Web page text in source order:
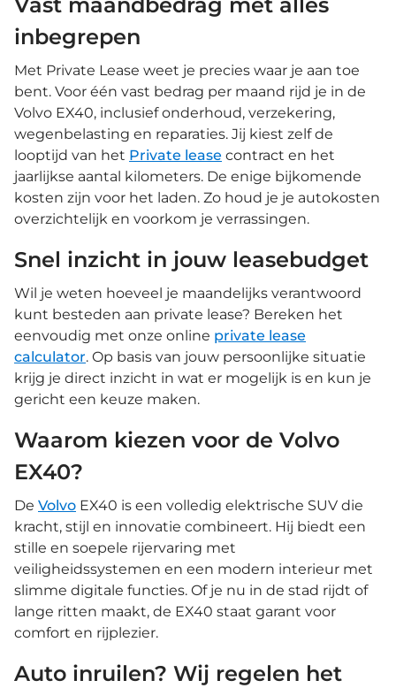
inbegrepen
Met Private Lease weet je precies waar je aan toe
bent. Voor één vast bedrag per maand rijd je in de
Volvo EX40, inclusief onderhoud, verzekering,
wegenbelasting en reparaties. Jij kiest zelf de
looptijd van het Private lease contract en het
jaarlijkse aantal kilometers. De enige bijkomende
kosten zijn voor het laden. Zo houd je je autokosten
overzichtelijk en voorkom je verrassingen.
Snel inzicht in jouw leasebudget
Wil je weten hoeveel je maandelijks verantwoord
kunt besteden aan private lease? Bereken het
eenvoudig met onze online private lease
calculator. Op basis van jouw persoonlijke situatie
krijg je direct inzicht in wat er mogelijk is en kun je
gericht een keuze maken.
Waarom kiezen voor de Volvo
EX40?
De Volvo EX40 is een volledig elektrische SUV die
kracht, stijl en innovatie combineert. Hij biedt een
stille en soepele rijervaring met
veiligheidssystemen en een modern interieur met
slimme digitale functies. Of je nu in de stad rijdt of
lange ritten maakt, de EX40 staat garant voor
comfort en rijplezier.
Auto inruilen? Wij regelen het